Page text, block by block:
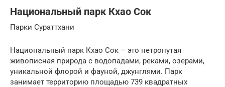
Национальный парк Кхао Сок
Парки Сураттхани
Национальный парк Кхао Сок – это нетронутая
живописная природа с водопадами, реками, озерами,
уникальной флорой и фауной, джунглями. Парк
занимает территорию площадью 739 квадратных